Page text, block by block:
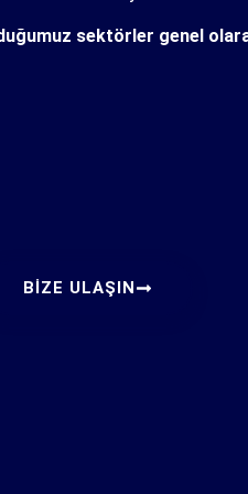
sektörler genel
BIZE ULAŞIN